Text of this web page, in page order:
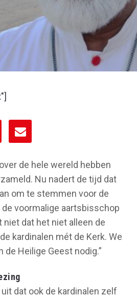
de hele wereld hebben
Nu nadert de tijd dat
om te stemmen voor de
de voormalige aartsbisschop
niet dat het niet alleen de
kardinalen mét de Kerk. We
de Heilige Geest nodig.”
dat ook de kardinalen zelf